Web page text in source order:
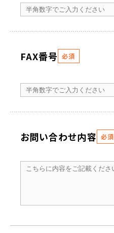
FAX番号 必須
お問い合わせ内容 必須